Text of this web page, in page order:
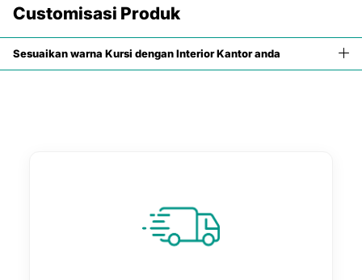
Customisasi Produk
Sesuaikan warna Kursi dengan Interior Kantor anda